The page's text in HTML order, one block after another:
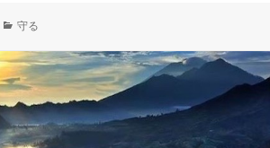
カ
ゴ
リ
ー
守る